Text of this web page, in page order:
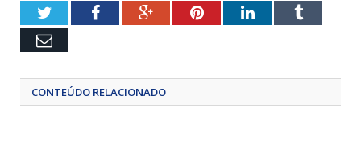
TwitterFacebookGoogle+PinterestLinkedInTumblr
Email
CONTEÚDO RELACIONADO